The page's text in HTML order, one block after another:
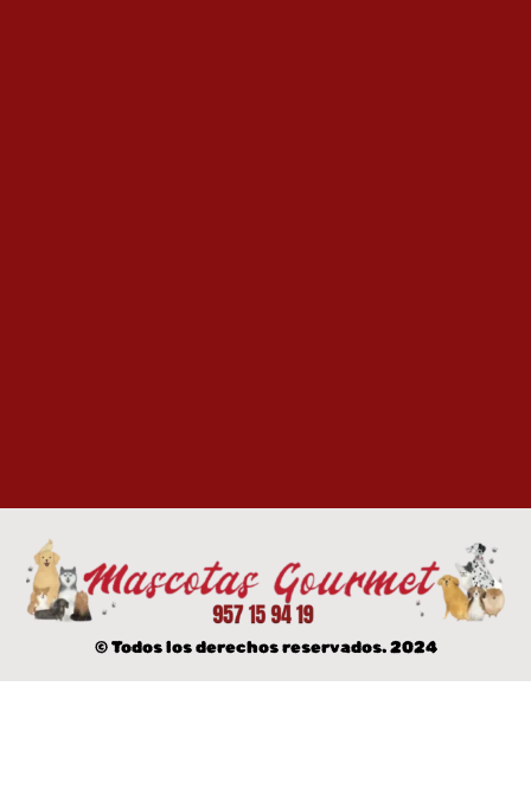
© Todos los derechos reservados. 2024